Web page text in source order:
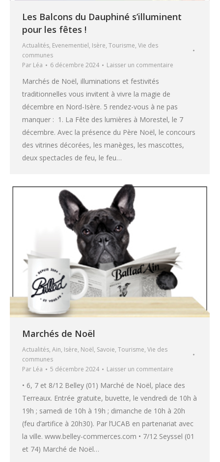
Les Balcons du Dauphiné s’illuminent
pour les fêtes !
Actualités, Evenementiel, Isère, Tourisme, Vie des
communes
Par Léa 6 décembre 2024 Laisser un commentaire
Marchés de Noël, illuminations et festivités
traditionnelles vous invitent à vivre la magie de
décembre en Nord-Isère. 5 rendez-vous à ne pas
manquer : 1. La Fête des lumières à Morestel, le 7
décembre. Avec la présence du Père Noël, le concours
des vitrines décorées, les manèges, les mascottes,
deux spectacles de feu, le feu…
Marchés de Noël
Actualités, Ain, Isère, Noël, Savoie, Tourisme, Vie des
communes
Par Léa 5 décembre 2024 Laisser un commentaire
• 6, 7 et 8/12 Belley (01) Marché de Noël, place des
Terreaux. Entrée gratuite, buvette, le vendredi de 10h à
19h ; samedi de 10h à 19h ; dimanche de 10h à 20h
(feu d’artifice à 20h30). Par l’UCAB en partenariat avec
la ville. www.belley-commerces.com • 7/12 Seyssel (01
et 74) Marché de Noël…